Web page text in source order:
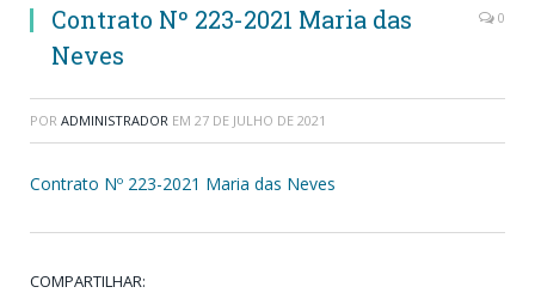
Contrato Nº 223-2021 Maria das
Neves
0
POR ADMINISTRADOR EM 27 DE JULHO DE 2021
Contrato Nº 223-2021 Maria das Neves
COMPARTILHAR: